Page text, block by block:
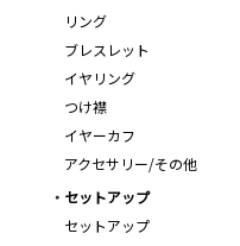
リング
ブレスレット
イヤリング
つけ襟
イヤーカフ
アクセサリー/その他
セットアップ
セットアップ